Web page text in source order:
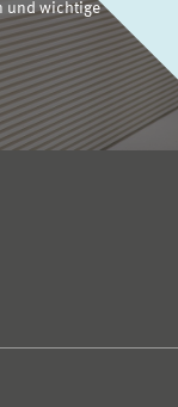
und wichtige